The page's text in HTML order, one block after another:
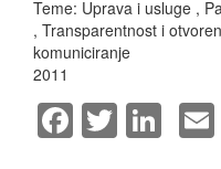
Teme: Uprava i usluge ,
, Transparentnost i
komuniciranje
2011
Facebook
Twitter